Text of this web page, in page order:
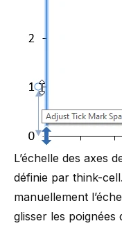
L’échelle des axes
définie par think-
manuellement
glisser les poignées